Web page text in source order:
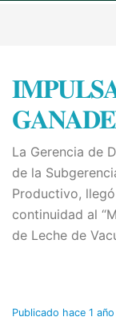
La Gerencia de
de la
Productivo,
continuidad al
de Leche de
Publicado hace 1 año